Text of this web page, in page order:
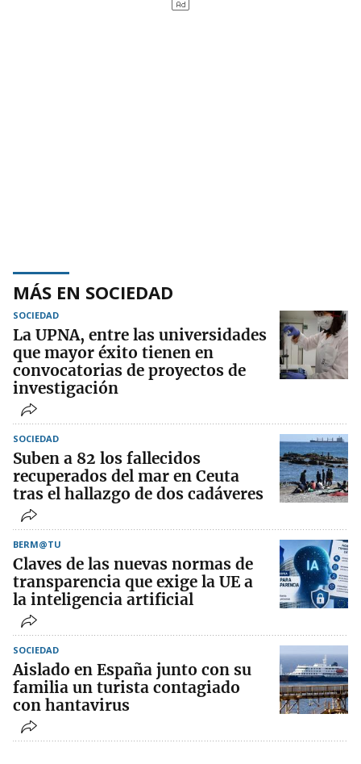
MÁS EN SOCIEDAD
SOCIEDAD
La UPNA, entre las universidades
que mayor éxito tienen en
convocatorias de proyectos de
investigación
SOCIEDAD
Suben a 82 los fallecidos
recuperados del mar en Ceuta
tras el hallazgo de dos cadáveres
BERM@TU
Claves de las nuevas normas de
transparencia que exige la UE a
la inteligencia artificial
SOCIEDAD
Aislado en España junto con su
familia un turista contagiado
con hantavirus